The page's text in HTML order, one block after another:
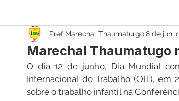
Infra, Obra e Transporte Assistência Social
Concursos Comunicado Institucional e
Marechal Thaumatugo
Pref Marechal Thaumaturgo8 de jun.
O dia 12 de junho, Dia Mundial
Internacional do Trabalho (OIT),
sobre o trabalho infantil na